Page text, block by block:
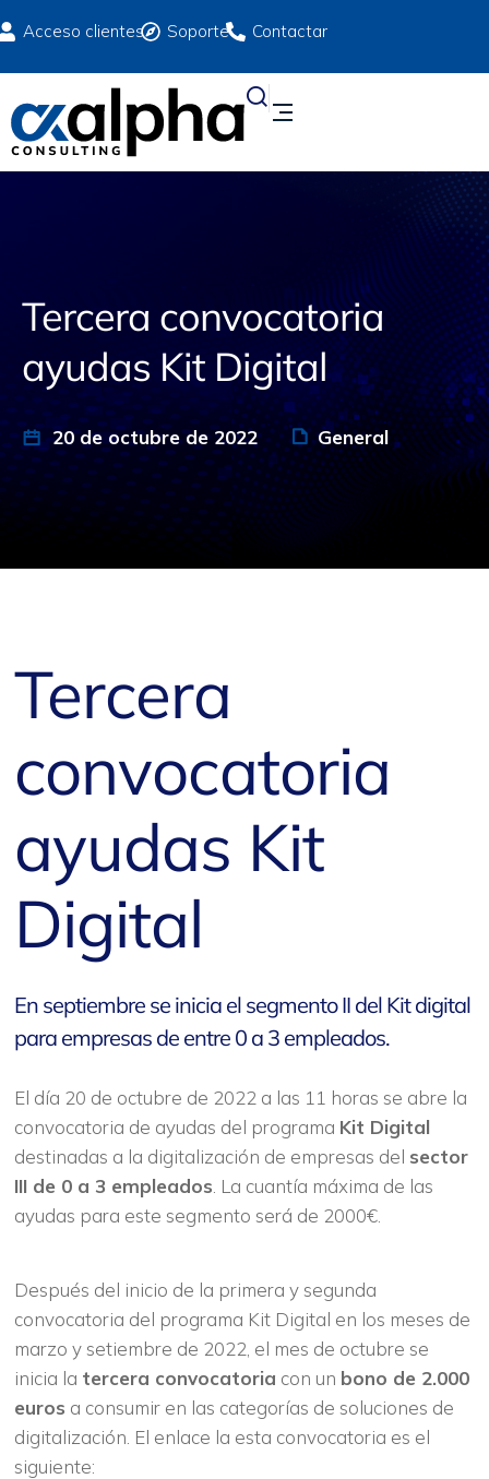
Acceso clientes Soporte Contactar
Tercera convocatoria
ayudas Kit Digital
20 de octubre de 2022 General
Tercera
convocatoria
ayudas Kit
Digital
En septiembre se inicia el segmento II del Kit digital
para empresas de entre 0 a 3 empleados.
El día 20 de octubre de 2022 a las 11 horas se abre la
convocatoria de ayudas del programa Kit Digital
destinadas a la digitalización de empresas del sector
III de 0 a 3 empleados . La cuantía máxima de las
ayudas para este segmento será de 2000€.
Después del inicio de la primera y segunda
convocatoria del programa Kit Digital en los meses de
marzo y setiembre de 2022, el mes de octubre se
inicia la tercera convocatoria con un bono de 2.000
euros a consumir en las categorías de soluciones de
digitalización. El enlace la esta convocatoria es el
siguiente: